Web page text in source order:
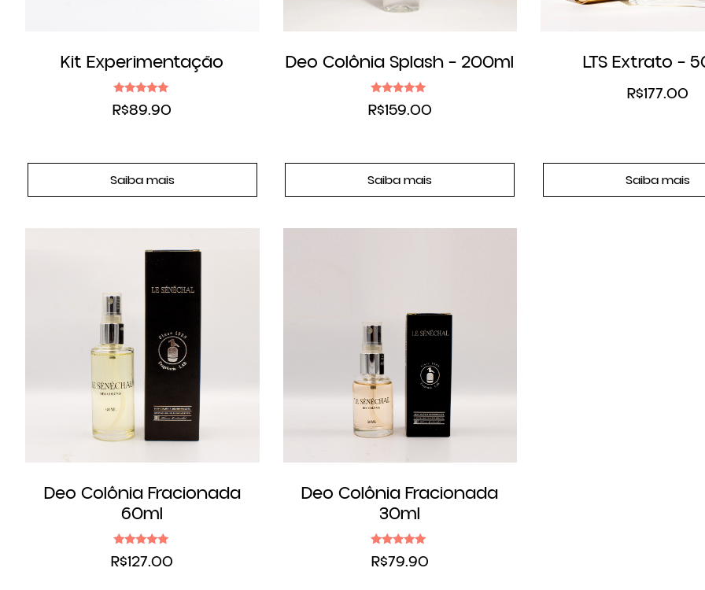
Kit Experimentação
Avaliação
5.00
R$89.90
Saiba mais
Deo Colônia Splash – 200ml
Avaliação
5.00
R$159.00
Saiba mais
LTS Extrato –
R$177.00
Saiba mais
Deo Colônia Fracionada
60ml
Avaliação
4.83
R$127.00
Deo Colônia Fracionada
30ml
Avaliação
5.00
R$79.90